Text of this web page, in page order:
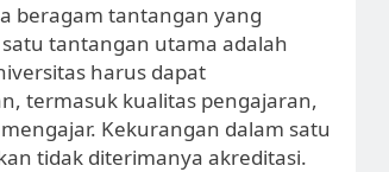
beragam tantangan yang
tantangan utama adalah
harus dapat
termasuk kualitas pengajaran,
Kekurangan dalam satu
tidak diterimanya akreditasi.